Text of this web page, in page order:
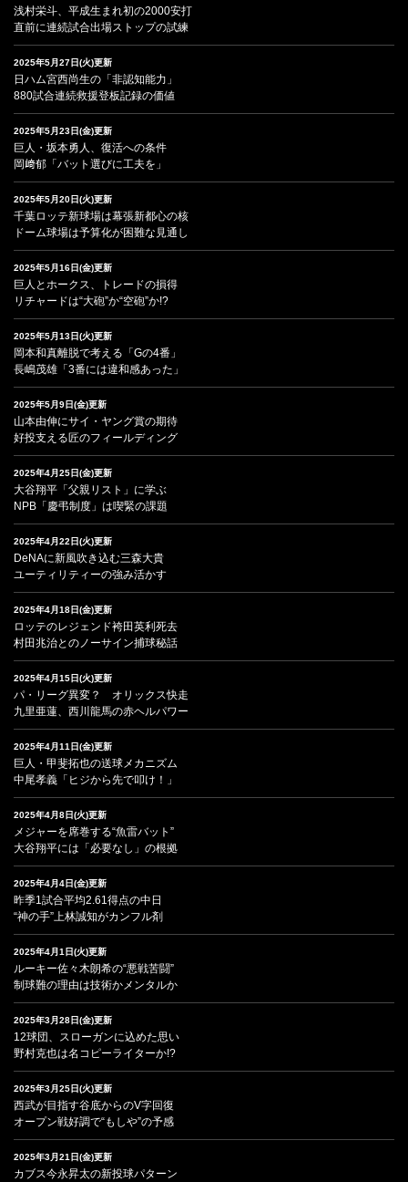
浅村栄斗、平成生まれ初の2000安打
直前に連続試合出場ストップの試練
2025年5月27日(火)更新
日ハム宮西尚生の「非認知能力」
880試合連続救援登板記録の価値
2025年5月23日(金)更新
巨人・坂本勇人、復活への条件
岡﨑郁「バット選びに工夫を」
2025年5月20日(火)更新
千葉ロッテ新球場は幕張新都心の核
ドーム球場は予算化が困難な見通し
2025年5月16日(金)更新
巨人とホークス、トレードの損得
リチャードは“大砲”か“空砲”か!?
2025年5月13日(火)更新
岡本和真離脱で考える「Gの4番」
長嶋茂雄「3番には違和感あった」
2025年5月9日(金)更新
山本由伸にサイ・ヤング賞の期待
好投支える匠のフィールディング
2025年4月25日(金)更新
大谷翔平「父親リスト」に学ぶ
NPB「慶弔制度」は喫緊の課題
2025年4月22日(火)更新
DeNAに新風吹き込む三森大貴
ユーティリティーの強み活かす
2025年4月18日(金)更新
ロッテのレジェンド袴田英利死去
村田兆治とのノーサイン捕球秘話
2025年4月15日(火)更新
パ・リーグ異変？ オリックス快走
九里亜蓮、西川龍馬の赤ヘルパワー
2025年4月11日(金)更新
巨人・甲斐拓也の送球メカニズム
中尾孝義「ヒジから先で叩け！」
2025年4月8日(火)更新
メジャーを席巻する“魚雷バット”
大谷翔平には「必要なし」の根拠
2025年4月4日(金)更新
昨季1試合平均2.61得点の中日
“神の手”上林誠知がカンフル剤
2025年4月1日(火)更新
ルーキー佐々木朗希の“悪戦苦闘”
制球難の理由は技術かメンタルか
2025年3月28日(金)更新
12球団、スローガンに込めた思い
野村克也は名コピーライターか!?
2025年3月25日(火)更新
西武が目指す谷底からのV字回復
オープン戦好調で“もしや”の予感
2025年3月21日(金)更新
カブス今永昇太の新投球パターン